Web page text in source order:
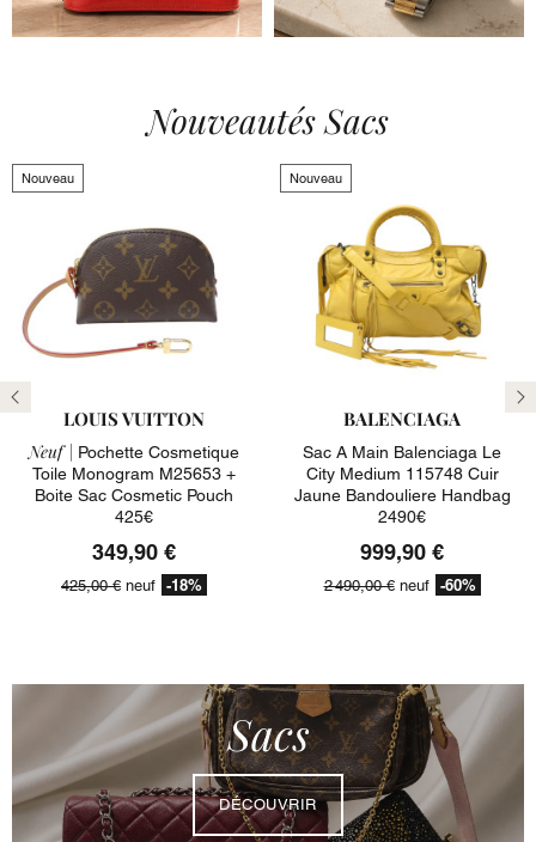
Nouveautés Sacs
Nouveau
LOUIS VUITTON
Neuf |
Pochette Cosmetique
Toile Monogram M25653 +
Boite Sac Cosmetic Pouch
425€
349,90 €
425,00 € neuf -18%
Nouveau
BALENCIAGA
Sac A Main Balenciaga Le
City Medium 115748 Cuir
Jaune Bandouliere Handbag
2490€
999,90 €
2 490,00 €neuf -60%
Sacs
DÉCOUVRIR